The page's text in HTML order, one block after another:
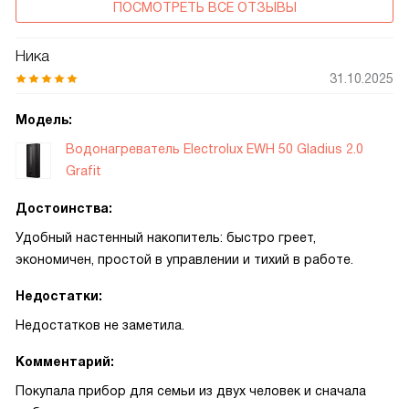
ПОСМОТРЕТЬ ВСЕ ОТЗЫВЫ
Ника
31.10.2025
Модель:
Водонагреватель Electrolux EWH 50 Gladius 2.0
Grafit
Достоинства:
Удобный настенный накопитель: быстро греет,
экономичен, простой в управлении и тихий в работе.
Недостатки:
Недостатков не заметила.
Комментарий:
Покупала прибор для семьи из двух человек и сначала